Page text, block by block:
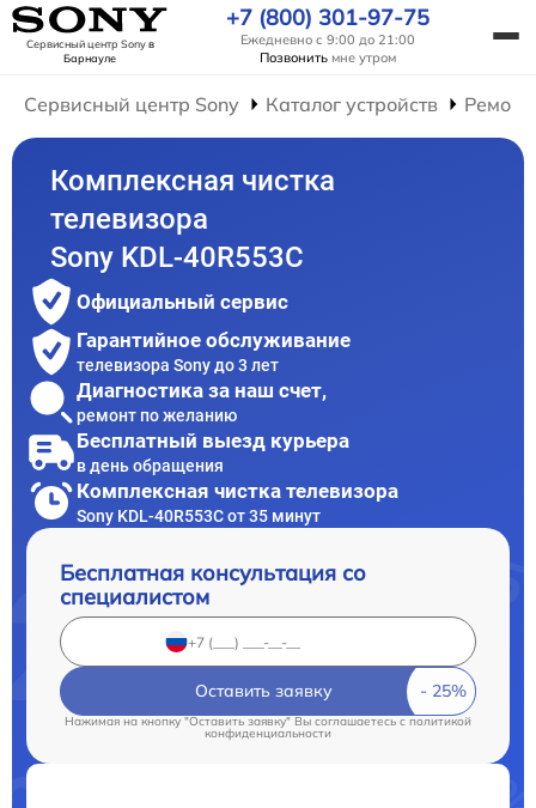
Сервисный центр Sonyв
Барнауле
+7 (800) 301-97-75
Ежедневно с 9:00 до 21:00
Позвонить мне утром
Сервисный центр Sony Каталог устройств Ремонт
Комплексная чистка
телевизора
Sony KDL-40R553C
Официальный сервис
Гарантийное обслуживание
телевизора Sony до 3 лет
Диагностика за наш счет,
ремонт по желанию
Бесплатный выезд курьера
в день обращения
Комплексная чистка телевизора
Sony KDL-40R553C от 35 минут
Бесплатная консультация со
специалистом
Оставить заявку
Нажимая на кнопку "Оставить заявку" Вы соглашаетесь cполитикой
конфиденциальности